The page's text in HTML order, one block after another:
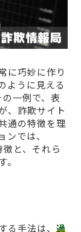
に巧妙に作り
ように見える
一例で、表
、詐欺サイト
通の特徴を理
では、
と、それら
手法は、 過